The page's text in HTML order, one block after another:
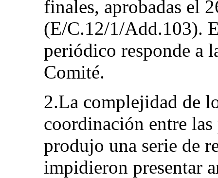
finales, aprobadas el
(E/C.12/1/Add.103).
periódico responde a
Comité.
2.La complejidad de
coordinación entre las
produjo una serie de
impidieron presentar